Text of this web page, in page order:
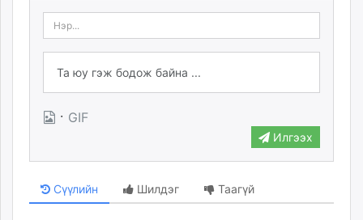
· GIF
Илгээх
Сүүлийн Шилдэг Таагүй